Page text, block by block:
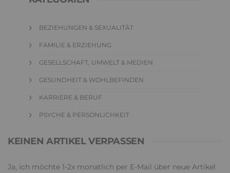
BEZIEHUNGEN & SEXUALITÄT
FAMILIE & ERZIEHUNG
GESELLSCHAFT, UMWELT & MEDIEN
GESUNDHEIT & WOHLBEFINDEN
KARRIERE & BERUF
PSYCHE & PERSÖNLICHKEIT
KEINEN ARTIKEL VERPASSEN
Ja, ich möchte 1-2x monatlich per E-Mail über neue Artikel